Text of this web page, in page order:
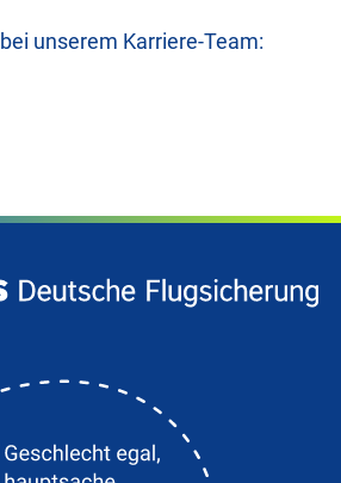
unserem Karriere-Team: